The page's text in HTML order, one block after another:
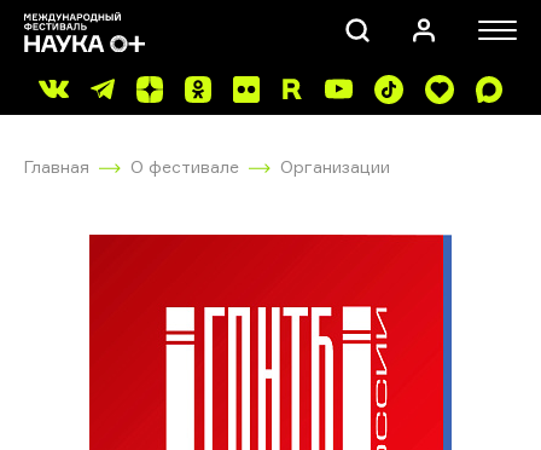
ПОИСК
Главная О фестивале Организации